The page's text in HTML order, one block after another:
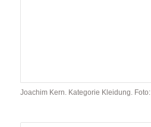
Joachim Kern. Kategorie Kleidung.